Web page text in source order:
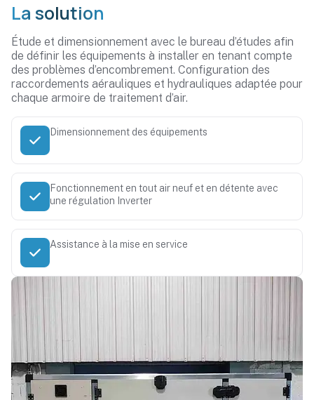
La solution
Étude et dimensionnement avec le bureau d’études afin
de définir les équipements à installer en tenant compte
des problèmes d’encombrement. Configuration des
raccordements aérauliques et hydrauliques adaptée pour
chaque armoire de traitement d’air.
Dimensionnement des équipements
Fonctionnement en tout air neuf et en détente avec
une régulation Inverter
Assistance à la mise en service